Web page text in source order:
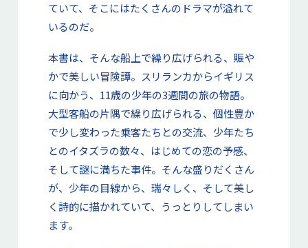
ていて、そこにはたくさんのドラマが溢れて
いるのだ。
本書は、そんな船上で繰り広げられる、賑や
かで美しい冒険譚。スリランカからイギリス
に向かう、11歳の少年の3週間の旅の物語。
大型客船の片隅で繰り広げられる、個性豊か
で少し変わった乗客たちとの交流、少年たち
とのイタズラの数々、はじめての恋の予感、
そして謎に満ちた事件。そんな盛りだくさん
が、少年の目線から、瑞々しく、そして美し
く詩的に描かれていて、うっとりしてしまい
ます。